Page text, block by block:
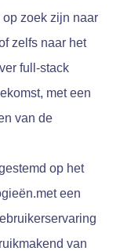
zoek zijn naar
zelfs naar het
full-stack
met een
van de
op het
een
van